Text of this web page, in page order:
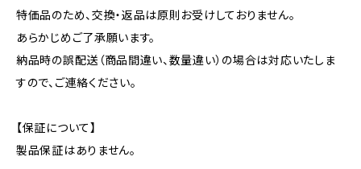
特価品のため、交換・返品は原則お受けしておりません。
あらかじめご了承願います。
納品時の誤配送（商品間違い、数量違い）の場合は対応いたしま
すので、ご連絡ください。
【保証について】
製品保証はありません。